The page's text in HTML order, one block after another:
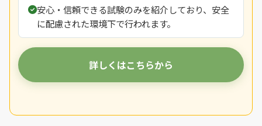
安心・信頼できる試験のみを紹介しており、安全
に配慮された環境下で行われます。
詳しくはこちらから